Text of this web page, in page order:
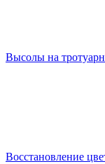
Высолы на
Восстановление